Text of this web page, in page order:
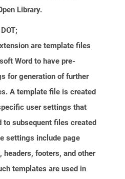
Library.
are template files
Word to have pre-
for generation of further
A template file is created
user settings that
to subsequent files created
settings include page
headers, footers, and other
templates are used in